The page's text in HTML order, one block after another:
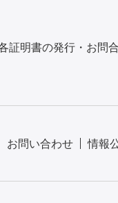
証明書の発行・お問
お問い合わせ 情報